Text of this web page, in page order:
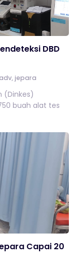
DBD
,jepara
(Dinkes)
buah alat tes
Capai 20